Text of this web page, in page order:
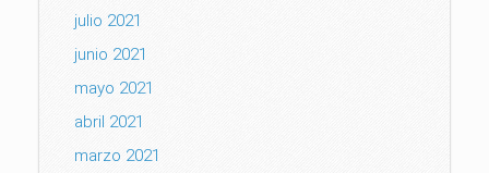
julio 2021
junio 2021
mayo 2021
abril 2021
marzo 2021